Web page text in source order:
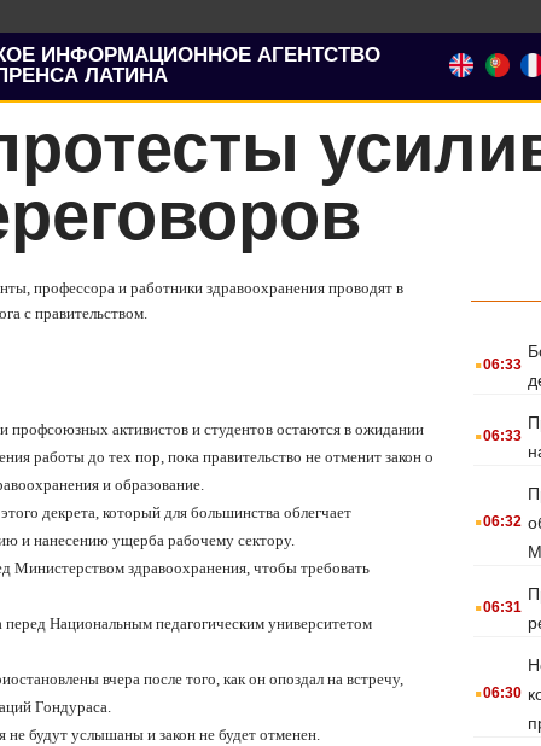
ИНФОРМАЦИОННОЕ АГЕНТСТВО
ЛАТИНА
профессора и работники здравоохранения проводят в
с правительством.
профсоюзных активистов и студентов остаются в ожидании
работы до тех пор, пока правительство не отменит закон о
и образование.
декрета, который для большинства облегчает
и нанесению ущерба рабочему сектору.
Министерством здравоохранения, чтобы требовать
Национальным педагогическим университетом
вчера после того, как он опоздал на встречу,
Гондураса.
не будут услышаны и закон не будет отменен.
.06:33
.06:33
.06:32
.06:31
.06:30